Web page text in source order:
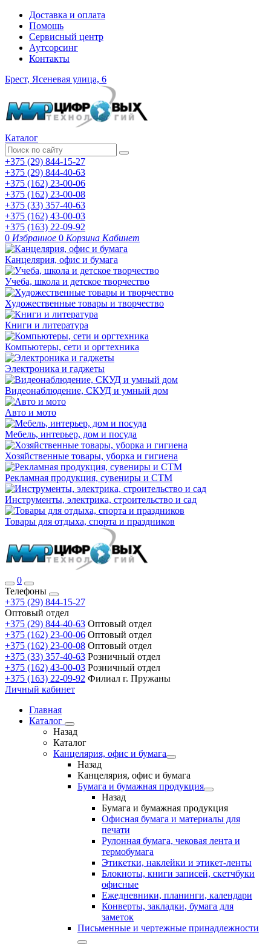
Доставка и оплата
Помощь
Сервисный центр
Аутсорсинг
Контакты
Брест, Ясеневая улица, 6
Каталог
+375 (29) 844-15-27
+375 (29) 844-40-63
+375 (162) 23-00-06
+375 (162) 23-00-08
+375 (33) 357-40-63
+375 (162) 43-00-03
+375 (163) 22-09-92
0 Избранное 0 Корзина Кабинет
Канцелярия, офис и бумага
Учеба, школа и детское творчество
Художественные товары и творчество
Книги и литература
Компьютеры, сети и оргтехника
Электроника и гаджеты
Видеонаблюдение, СКУД и умный дом
Авто и мото
Мебель, интерьер, дом и посуда
Хозяйственные товары, уборка и гигиена
Рекламная продукция, сувениры и СТМ
Инструменты, электрика, строительство и сад
Товары для отдыха, спорта и праздников
0
Телефоны
+375 (29) 844-15-27
Оптовый отдел
+375 (29) 844-40-63 Оптовый отдел
+375 (162) 23-00-06 Оптовый отдел
+375 (162) 23-00-08 Оптовый отдел
+375 (33) 357-40-63 Розничный отдел
+375 (162) 43-00-03 Розничный отдел
+375 (163) 22-09-92 Филиал г. Пружаны
Личный кабинет
Главная
Каталог
Назад
Каталог
Канцелярия, офис и бумага
Назад
Канцелярия, офис и бумага
Бумага и бумажная продукция
Назад
Бумага и бумажная продукция
Офисная бумага и материалы для
печати
Рулонная бумага, чековая лента и
термобумага
Этикетки, наклейки и этикет-ленты
Блокноты, книги записей, скетчбуки
офисные
Ежедневники, планинги, календари
Конверты, закладки, бумага для
заметок
Письменные и чертежные принадлежности